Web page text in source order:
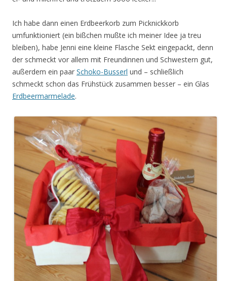
Ich habe dann einen Erdbeerkorb zum Picknickkorb
umfunktioniert (ein bißchen mußte ich meiner Idee ja treu
bleiben), habe Jenni eine kleine Flasche Sekt eingepackt, denn
der schmeckt vor allem mit Freundinnen und Schwestern gut,
außerdem ein paar Schoko-Busserl und – schließlich
schmeckt schon das Frühstück zusammen besser – ein Glas
Erdbeermarmelade.